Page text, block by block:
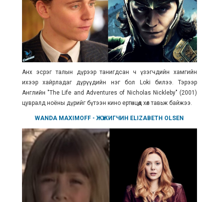
Анх эсрэг талын дүрээр танигдсан ч үзэгчдийн хамгийн
ихээр хайрладаг дүрүүдийн нэг бол Loki билээ. Тэрээр
Английн "The Life and Adventures of Nicholas Nickleby" (2001)
цувралд ноёны дүрийг бүтээн кино ертөнцөд хөл тавьж байжээ.
WANDA MAXIMOFF - ЖҮЖИГЧИН ELIZABETH OLSEN